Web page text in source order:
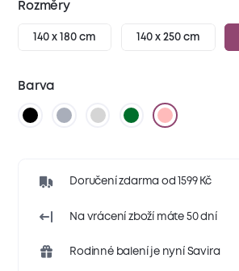
Rozměry
140 x 180 cm 140 x 250 cm
Barva
Doručení zdarma od 1599 Kč
Na vrácení zboží máte 50 dní
Rodinné balení je nyní Savira